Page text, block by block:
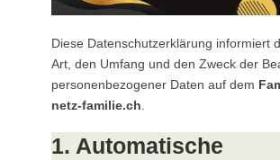
Diese Datenschutzerklärung informiert
Art, den Umfang und den Zweck der
personenbezogener Daten auf dem
netz-familie.ch.
1. Automatische